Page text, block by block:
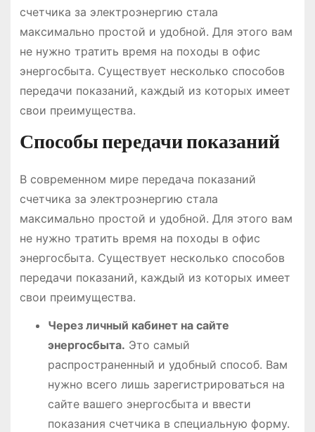
счетчика за электроэнергию стала
максимально простой и удобной. Для этого вам
не нужно тратить время на походы в офис
энергосбыта. Существует несколько способов
передачи показаний, каждый из которых имеет
свои преимущества.
Способы передачи показаний
В современном мире передача показаний
счетчика за электроэнергию стала
максимально простой и удобной. Для этого вам
не нужно тратить время на походы в офис
энергосбыта. Существует несколько способов
передачи показаний, каждый из которых имеет
свои преимущества.
Через личный кабинет на сайте
энергосбыта. Это самый
распространенный и удобный способ. Вам
нужно всего лишь зарегистрироваться на
сайте вашего энергосбыта и ввести
показания счетчика в специальную форму.